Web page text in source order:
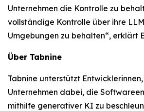
Unternehmen die Kontrolle zu
vollständige Kontrolle über ihre
Umgebungen zu behalten“, erklärt
Über Tabnine
Tabnine unterstützt
Unternehmen dabei, die
mithilfe generativer KI zu